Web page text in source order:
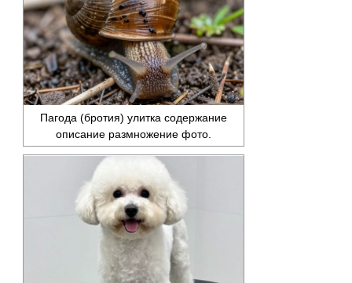
Пагода (бротия) улитка содержание
описание размножение фото.